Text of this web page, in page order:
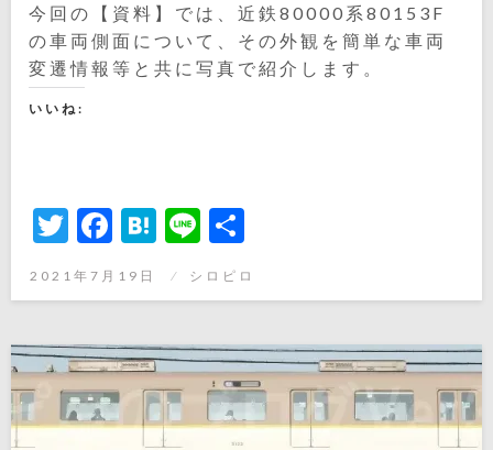
今回の【資料】では、近鉄80000系80153F
の車両側面について、その外観を簡単な車両
変遷情報等と共に写真で紹介します。
いいね:
Twitter
Facebook
Hatena
Line
投
日:
2021年7月19日 シロピロ